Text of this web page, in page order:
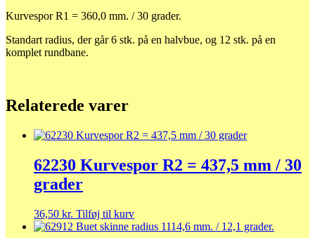
Kurvespor R1 = 360,0 mm. / 30 grader.
Standart radius, der går 6 stk. på en halvbue, og 12 stk. på en
komplet rundbane.
Relaterede varer
62230 Kurvespor R2 = 437,5 mm / 30
grader
36,50 kr. Tilføj til kurv